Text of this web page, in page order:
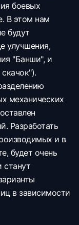
боевых
В этом нам
будут
улучшения,
"Банши", и
механических
Разработать
и в
будет очень
станут
в зависимости